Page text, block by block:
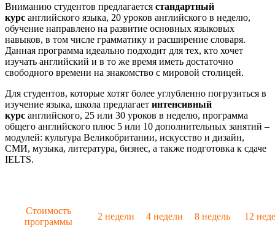
Вниманию студентов предлагается стандартный
курс английского языка, 20 уроков английского в неделю,
обучение направлено на развитие основных языковых
навыков, в том числе грамматику и расширение словаря.
Данная программа идеально подходит для тех, кто хочет
изучать английский и в то же время иметь достаточно
свободного времени на знакомство с мировой столицей.
Для студентов, которые хотят более углубленно погрузиться в
изучение языка, школа предлагает интенсивный
курс английского, 25 или 30 уроков в неделю, программа
общего английского плюс 5 или 10 дополнительных занятий –
модулей: культура Великобритании, искусство и дизайн,
СМИ, музыка, литература, бизнес, а также подготовка к сдаче
IELTS.
Стоимость
программы
2 недели 4 недели 8 недель 12